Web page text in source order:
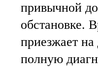
привычной
обстановке.
приезжает
полную